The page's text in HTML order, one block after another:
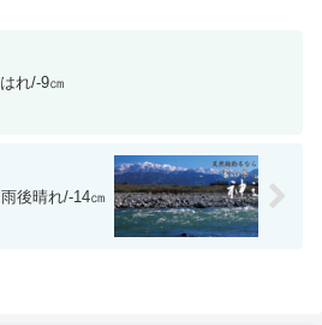
はれ/-9㎝
雨後晴れ/-14㎝